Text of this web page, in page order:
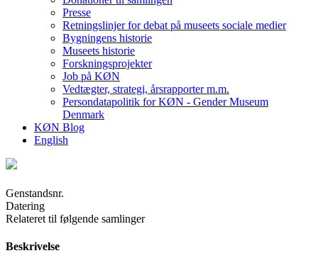
Presse
Retningslinjer for debat på museets sociale medier
Bygningens historie
Museets historie
Forskningsprojekter
Job på KØN
Vedtægter, strategi, årsrapporter m.m.
Persondatapolitik for KØN - Gender Museum
Denmark
KØN Blog
English
Genstandsnr.
Datering
Relateret til følgende samlinger
Beskrivelse